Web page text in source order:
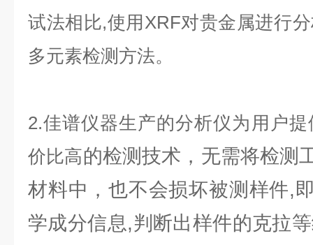
试法相比,使用XRF对贵金属进行
多元素检测方法。
2.佳谱仪器生产的分析仪为用户
价比高的检测技术，无需将检测
材料中，也不会损坏被测样件,
学成分信息,判断出样件的克拉